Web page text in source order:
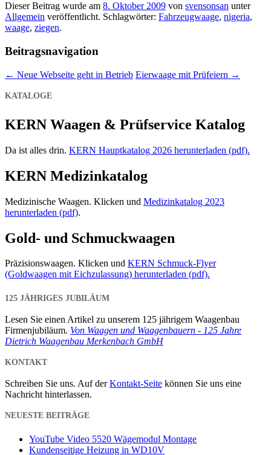
Dieser Beitrag wurde am 8. Oktober 2009 von svensonsan unter
Allgemein veröffentlicht. Schlagwörter: Fahrzeugwaage, nigeria,
waage, ziegen.
Beitragsnavigation
← Neue Webseite geht in Betrieb Eierwaage mit Prüfeiern →
KATALOGE
KERN Waagen & Prüfservice Katalog
Da ist alles drin. KERN Hauptkatalog 2026 herunterladen (pdf).
KERN Medizinkatalog
Medizinische Waagen. Klicken und Medizinkatalog 2023
herunterladen (pdf).
Gold- und Schmuckwaagen
Präzisionswaagen. Klicken und KERN Schmuck-Flyer
(Goldwaagen mit Eichzulassung) herunterladen (pdf).
125 JÄHRIGES JUBILÄUM
Lesen Sie einen Artikel zu unserem 125 jährigem Waagenbau
Firmenjubiläum. Von Waagen und Waagenbauern - 125 Jahre
Dietrich Waagenbau Merkenbach GmbH
KONTAKT
Schreiben Sie uns. Auf derKontakt-Seite können Sie uns eine
Nachricht hinterlassen.
NEUESTE BEITRÄGE
YouTube Video 5520 Wägemodul Montage
Kundenseitige Heizung in WD10V